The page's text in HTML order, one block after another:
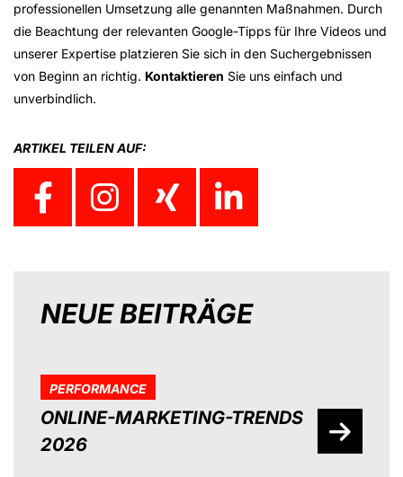
professionellen Umsetzung alle genannten Maßnahmen. Durch
die Beachtung der relevanten Google-Tipps für Ihre Videos und
unserer Expertise platzieren Sie sich in den Suchergebnissen
von Beginn an richtig. Kontaktieren Sie uns einfach und
unverbindlich.
ARTIKEL TEILEN AUF:
NEUE BEITRÄGE
PERFORMANCE
ONLINE-MARKETING-TRENDS
2026